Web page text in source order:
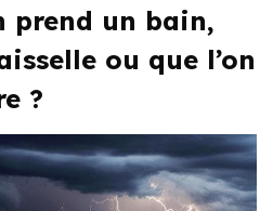
prend un bain,
ou que l’on
?